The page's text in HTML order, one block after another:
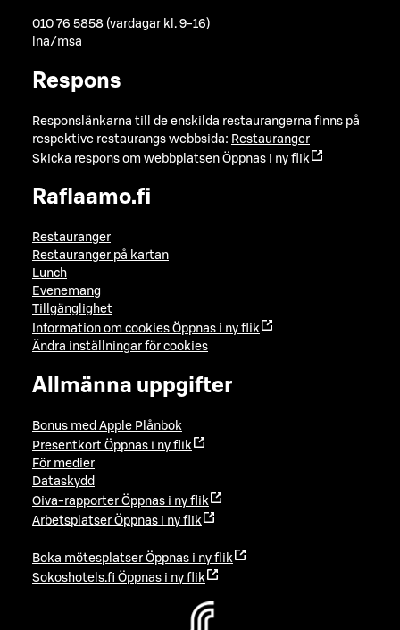
010 76 5858 (vardagar kl. 9-16)
lna/msa
Respons
Responslänkarna till de enskilda restaurangerna finns på
respektive restaurangs webbsida: Restauranger
Skicka respons om webbplatsen Öppnas i ny flik
Raflaamo.fi
Restauranger
Restauranger på kartan
Lunch
Evenemang
Tillgänglighet
Information om cookies Öppnas i ny flik
Ändra inställningar för cookies
Allmänna uppgifter
Bonus med Apple Plånbok
Presentkort Öppnas i ny flik
För medier
Dataskydd
Oiva-rapporter Öppnas i ny flik
Arbetsplatser Öppnas i ny flik
Boka mötesplatser Öppnas i ny flik
Sokoshotels.fi Öppnas i ny flik